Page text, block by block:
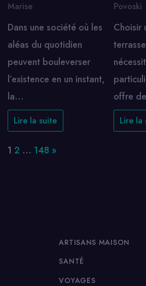
Marise
Dans une société où les
aléas du quotidien
peuvent bouleverser
l’existence en un instant,
la…
Lire la suite
Povoski
Choisir
offre
Lire la
Page:
1 2 … 148 Next
»
ARTISANS MAISON
SANTÉ
VOYAGES